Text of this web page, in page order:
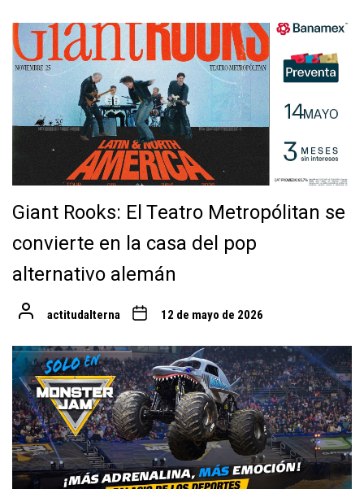
Giant Rooks: El Teatro Metropólitan se
convierte en la casa del pop
alternativo alemán
actitudalterna 12 de mayo de 2026